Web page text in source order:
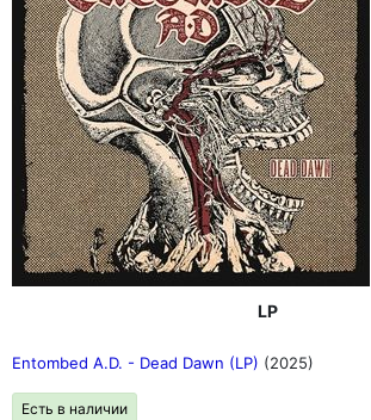
LP
Entombed A.D. - Dead Dawn (LP) (2025)
Есть в наличии